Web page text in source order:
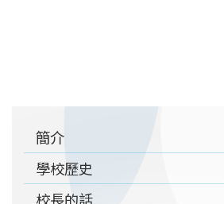
navigation
簡介
學校歷史
校長的話